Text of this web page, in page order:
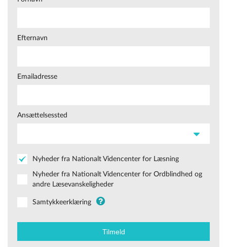
Efternavn
Emailadresse
Ansættelsessted
Nyheder fra Nationalt Videncenter for Læsning
Nyheder fra Nationalt Videncenter for Ordblindhed og
andre Læsevanskeligheder
Samtykkeerklæring